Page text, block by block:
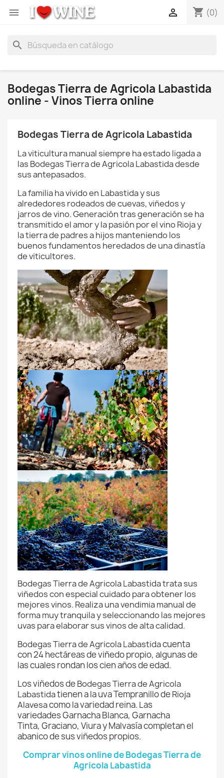
 shopping_cart (0)

search
Bodegas Tierra de Agricola Labastida
online - Vinos Tierra online
Bodegas Tierra de Agricola Labastida
La viticultura manual siempre ha estado ligada a
las Bodegas Tierra de Agricola Labastida desde
sus antepasados.
La familia ha vivido en Labastida y sus
alrededores rodeados de cuevas, viñedos y
jarros de vino. Generación tras generación se ha
transmitido el amor y la pasión por el vino Rioja y
la tierra de padres a hijos manteniendo los
buenos fundamentos heredados de una dinastía
de viticultores.
Bodegas Tierra de Agricola Labastida trata sus
viñedos con especial cuidado para obtener los
mejores vinos. Realiza una vendimia manual de
forma muy tranquila y seleccionando las mejores
uvas para elaborar sus vinos de alta calidad.
Bodegas Tierra de Agricola Labastidacuenta
con 24 hectáreas de viñedo propio, algunas de
las cuales rondan los cien años de edad.
Los viñedos deBodegas Tierra de Agricola
Labastidatienen a la uva Tempranillo deRioja
Alavesacomo la variedad reina. Las
variedades Garnacha Blanca, Garnacha
Tinta, Graciano, Viura y Malvasía completan el
abanico de sus viñedos propios.
Comprar vinos online de Bodegas Tierra de
Agricola Labastida